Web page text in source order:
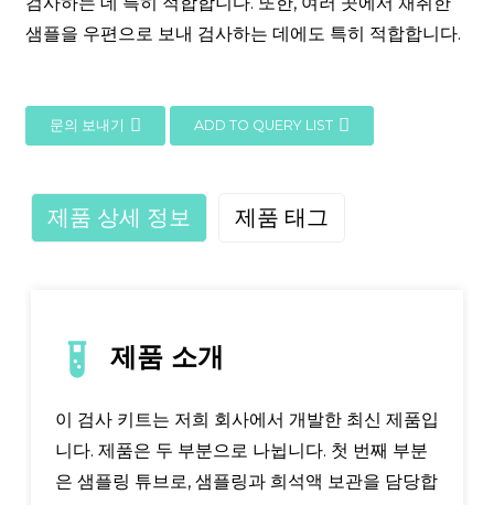
샘플을 우편으로 보내 검사하는 데에도 특히 적합합니다.
문의 보내기 ADD TO QUERY LIST
제품 상세 정보 제품 태그
제품 소개
이 검사 키트는 저희 회사에서 개발한 최신 제품입
니다. 제품은 두 부분으로 나뉩니다. 첫 번째 부분
은 샘플링 튜브로, 샘플링과 희석액 보관을 담당합